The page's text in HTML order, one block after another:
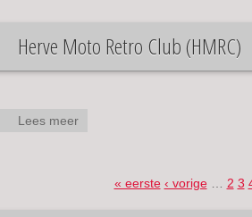
(J.M.C.B)
Herve Moto Retro Club (HMRC)
Lees meer
« eerste ‹ vorige 2 3